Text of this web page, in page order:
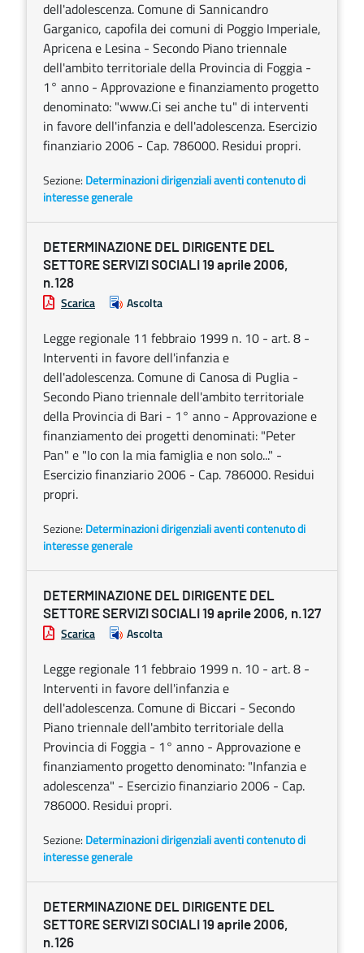
dell'adolescenza. Comune di Sannicandro
Garganico, capofila dei comuni di Poggio Imperiale,
Apricena e Lesina - Secondo Piano triennale
dell'ambito territoriale della Provincia di Foggia -
1° anno - Approvazione e finanziamento progetto
denominato: "www.Ci sei anche tu" di interventi
in favore dell'infanzia e dell'adolescenza. Esercizio
finanziario 2006 - Cap. 786000. Residui propri.
Sezione: Determinazioni dirigenziali aventi contenuto di
interesse generale
DETERMINAZIONE DEL DIRIGENTE DEL
SETTORE SERVIZI SOCIALI 19 aprile 2006,
n.128
Scarica Ascolta
Legge regionale 11 febbraio 1999 n. 10 - art. 8 -
Interventi in favore dell'infanzia e
dell'adolescenza. Comune di Canosa di Puglia -
Secondo Piano triennale dell'ambito territoriale
della Provincia di Bari - 1° anno - Approvazione e
finanziamento dei progetti denominati: "Peter
Pan" e "Io con la mia famiglia e non solo..." -
Esercizio finanziario 2006 - Cap. 786000. Residui
propri.
Sezione: Determinazioni dirigenziali aventi contenuto di
interesse generale
DETERMINAZIONE DEL DIRIGENTE DEL
SETTORE SERVIZI SOCIALI 19 aprile 2006, n.127
Scarica Ascolta
Legge regionale 11 febbraio 1999 n. 10 - art. 8 -
Interventi in favore dell'infanzia e
dell'adolescenza. Comune di Biccari - Secondo
Piano triennale dell'ambito territoriale della
Provincia di Foggia - 1° anno - Approvazione e
finanziamento progetto denominato: "Infanzia e
adolescenza" - Esercizio finanziario 2006 - Cap.
786000. Residui propri.
Sezione: Determinazioni dirigenziali aventi contenuto di
interesse generale
DETERMINAZIONE DEL DIRIGENTE DEL
SETTORE SERVIZI SOCIALI 19 aprile 2006,
n.126